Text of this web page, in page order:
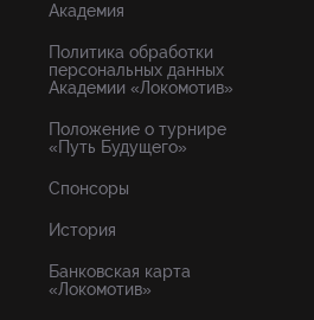
Академия
Политика обработки
персональных данных
Академии «Локомотив»
Положение о турнире
«Путь Будущего»
Спонсоры
История
Банковская карта
«Локомотив»